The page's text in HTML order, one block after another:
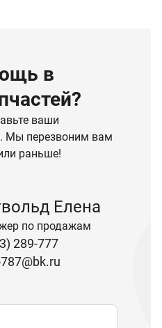
в
ваши
Мы перезвоним вам
раньше!
Елена
по продажам
289-777